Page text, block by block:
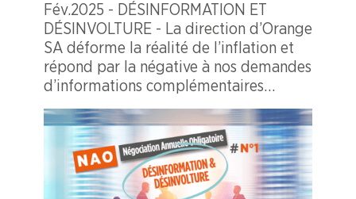
Fév.2025 - DÉSINFORMATION ET
DÉSINVOLTURE - La direction d’Orange
SA déforme la réalité de l’inflation et
répond par la négative à nos demandes
d’informations complémentaires
(Désinformation).